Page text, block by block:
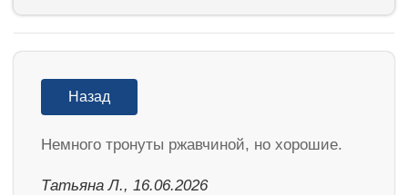
Назад
Немного тронуты ржавчиной, но хорошие.
Татьяна Л., 16.06.2026